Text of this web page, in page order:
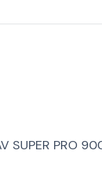
SUPER PRO